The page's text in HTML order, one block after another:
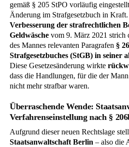
gemäß § 205 StPO vorläufig
Änderung im Strafgesetzbuch in
Verbesserung der strafrechtlichen
Geldwäsche vom 9. März 2021 strich
des Mannes relevanten Paragrafen §
Strafgesetzbuches (StGB) in seiner
Diese Gesetzesänderung wirkte
dass die Handlungen, für die der
nicht mehr strafbar waren.
Überraschende Wende:
Verfahrenseinstellung nach §
Aufgrund dieser neuen Rechtslage
Staatsanwaltschaft Berlin – also die